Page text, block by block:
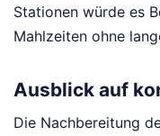
Stationen würde es
Mahlzeiten ohne
Ausblick auf
Die Nachbereitung